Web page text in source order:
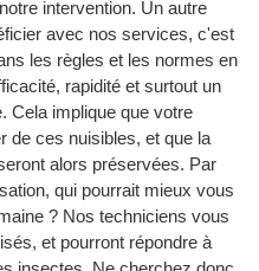
intervention. Un autre
avec nos services, c'est
les règles et les normes en
rapidité et surtout un
Cela implique que votre
de ces nuisibles, et que la
alors préservées. Par
qui pourrait mieux vous
? Nos techniciens vous
et pourront répondre à